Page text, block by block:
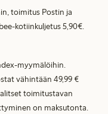
toimitus Postin ja
kotiinkuljetus 5,90€.
myymälöihin.
vähintään 49,99 €
toimitustavan
on maksutonta.